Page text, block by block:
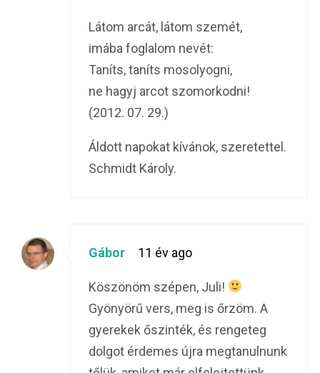
Látom arcát, látom szemét,
imába foglalom nevét:
Taníts, taníts mosolyogni,
ne hagyj arcot szomorkodni!
(2012. 07. 29.)
Áldott napokat kívánok, szeretettel.
Schmidt Károly.
Gábor 11 év ago
Köszönöm szépen, Juli!
Gyönyörű vers, meg is őrzöm. A
gyerekek őszinték, és rengeteg
dolgot érdemes újra megtanulnunk